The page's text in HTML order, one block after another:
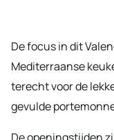
De focus in dit
Mediterraanse
terecht voor de
gevulde